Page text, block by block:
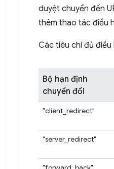
duyệt chuyển đến
thêm thao tác điều
Các tiêu chí đủ
Bộ hạn định
chuyển đổi
"client_redirect"
"server_redirect"